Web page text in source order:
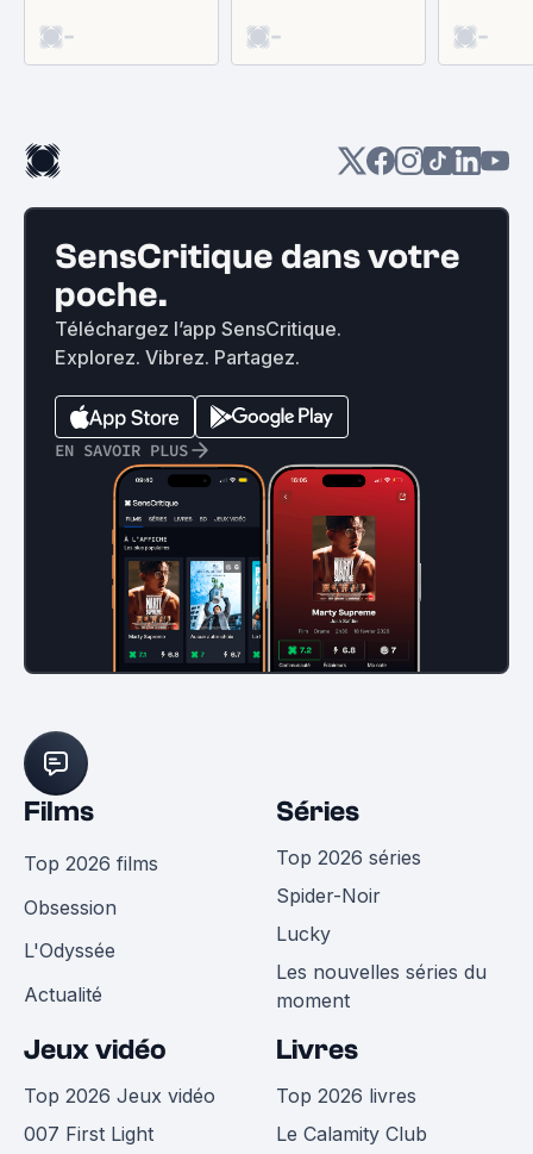
- - -
SensCritique dans votre
poche.
Téléchargez l’app SensCritique.
Explorez. Vibrez. Partagez.
EN SAVOIR PLUS
Films
Top 2026 films
Obsession
L'Odyssée
Actualité
Séries
Top 2026 séries
Spider-Noir
Lucky
Les nouvelles séries du
moment
Jeux vidéo
Top 2026 Jeux vidéo
007 First Light
Livres
Top 2026 livres
Le Calamity Club